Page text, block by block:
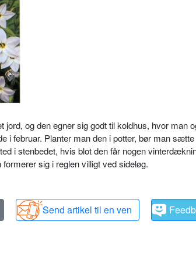
og den egner sig godt til koldhus, hvor man
i februar. Planter man den i potter, bør man
i stenbedet, hvis blot den får nogen
sig i reglen villigt ved sideløg.
Send artikel til en ven